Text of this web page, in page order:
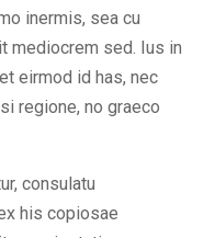
inermis, sea cu
mediocrem sed. Ius in
eirmod id has, nec
regione, no graeco
consulatu
his copiosae